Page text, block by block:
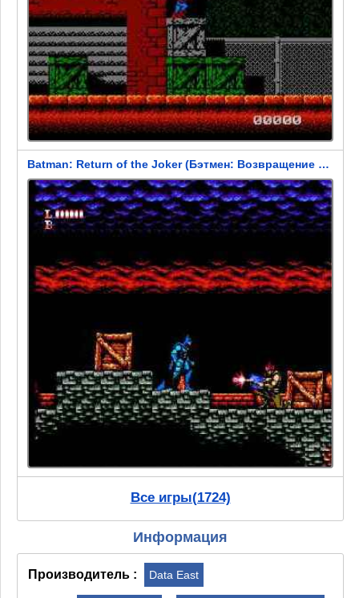
Batman: Return of the Joker (Бэтмен: Возвращение Джокера)
Все игры(1724)
Информация
Производитель : Data East